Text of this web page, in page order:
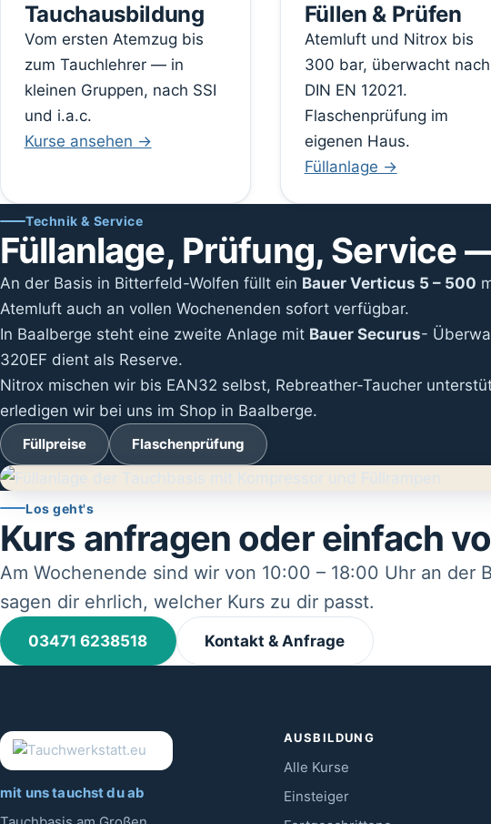
Tauchausbildung
Vom ersten Atemzug bis
zum Tauchlehrer — in
kleinen Gruppen, nach SSI
und i.a.c.
Kurse ansehen →
Füllen & Prüfen
Atemluft und Nitrox bis
300 bar, überwacht nach
DIN EN 12021.
Flaschenprüfung im
eigenen Haus.
Füllanlage →
Technik & Service
Füllanlage, Prüfung, Service
An der Basis in Bitterfeld-Wolfen füllt ein Bauer Verticus 5 – 500
Atemluft auch an vollen Wochenenden sofort verfügbar.
In Baalberge steht eine zweite Anlage mit Bauer Securus-
320EF dient als Reserve.
Nitrox mischen wir bis EAN32 selbst, Rebreather-Taucher
erledigen wir bei uns im Shop in Baalberge.
Füllpreise Flaschenprüfung
Los geht's
Kurs anfragen oder einfach
Am Wochenende sind wir von 10:00 – 18:00 Uhr an
sagen dir ehrlich, welcher Kurs zu dir passt.
03471 6238518 Kontakt & Anfrage
mit uns tauchst du ab
AUSBILDUNG
Alle Kurse
Einsteiger